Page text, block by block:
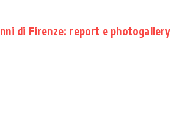
di Firenze: report e photogallery